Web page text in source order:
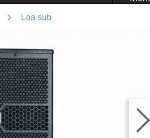
› Loa sub